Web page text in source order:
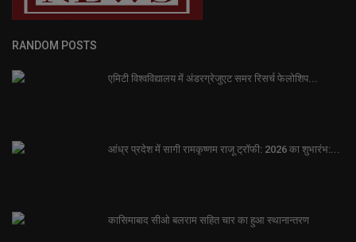
RANDOM POSTS
एमिटी विश्वविद्यालय में अंडरग्रेजुएट समर रिसर्च फेलोशिप...
आंध्र प्रदेश में सागी रामकृष्णम राजू ट्रॉफी: 2026 का शुभारंभ:...
कासिमाबाद सीओ बलराम सहित चार का हुआ स्थानान्तरण